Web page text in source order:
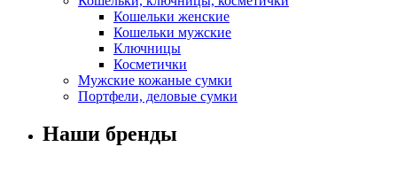
Кошельки женские
Кошельки мужские
Ключницы
Косметички
Мужские кожаные сумки
Портфели, деловые сумки
Наши бренды